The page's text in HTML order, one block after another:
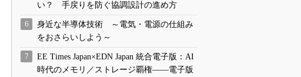
い？ 手戻りを防ぐ協調設計の進め方
身近な半導体技術 ～電気・電源の仕組み
をおさらいしよう～
EE Times Japan×EDN Japan 統合電子版：AI
時代のメモリ／ストレージ覇権――電子版